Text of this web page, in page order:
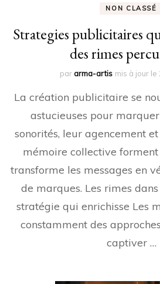
NON CLASSÉ
Strategies publicitaires
des rimes
pararma-artis mis à jour le
La création publicitaire se
astucieuses pour
sonorités, leur agencement
mémoire collective
transforme les messages en
de marques. Les rimes
stratégie qui enrichisse Les
constamment des
captiver …